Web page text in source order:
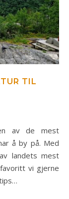
TIL
å by på. Med
landets mest
vi gjerne